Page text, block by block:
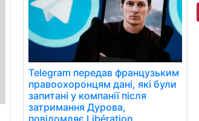
Telegram передав французьким
правоохоронцям дані, які були
запитані у компанії після
затримання Дурова,
повідомляє Libération.